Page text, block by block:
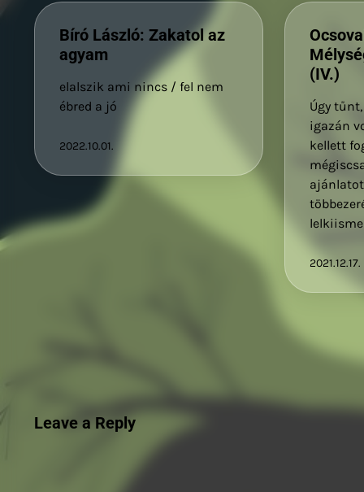
Bíró László: Zakatol az
agyam
elalszik ami nincs / fel nem
ébred a jó
2022.10.01.
(IV.)
Úgy
igazán
kellett
2021.12.17.
Leave a Reply